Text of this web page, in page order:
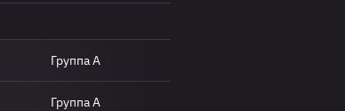
Группа A
Группа A